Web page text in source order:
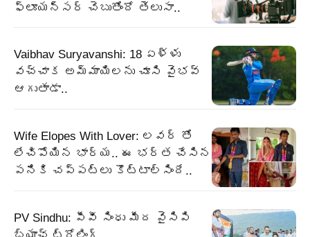
ఫ్లూయన్సర్ చెబుతోందో తెలుసా..
Vaibhav Suryavanshi: 18 ఏళ్ళు
వచ్చాక అమ్మాయిలను చూసి వైభవ్
ఆగుతాడా..
Wife Elopes With Lover: లవర్ తో
లేచిపోయిన భార్య.. ఈ భర్త చేసిన
పనికి చప్పట్లు కొట్టాల్సిందే..
PV Sindhu: పీవీ సింధు మీద వైసిపి